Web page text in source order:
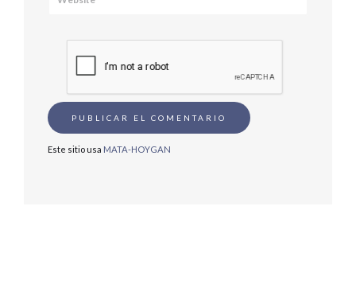
Este sitio usa MATA-HOYGAN